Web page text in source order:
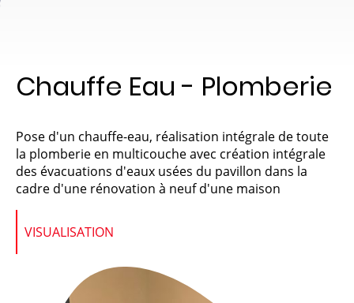
Chauffe Eau - Plomberie
Pose d'un chauffe-eau, réalisation intégrale de toute
la plomberie en multicouche avec création intégrale
des évacuations d'eaux usées du pavillon dans la
cadre d'une rénovation à neuf d'une maison
VISUALISATION